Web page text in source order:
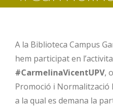
A la Biblioteca Campus
hem participat en
#CarmelinaVicentUPV,
Promoció i Normalització
a la qual es demana la